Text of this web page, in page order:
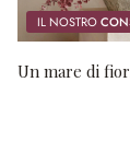
IL NOSTRO
Un mare di